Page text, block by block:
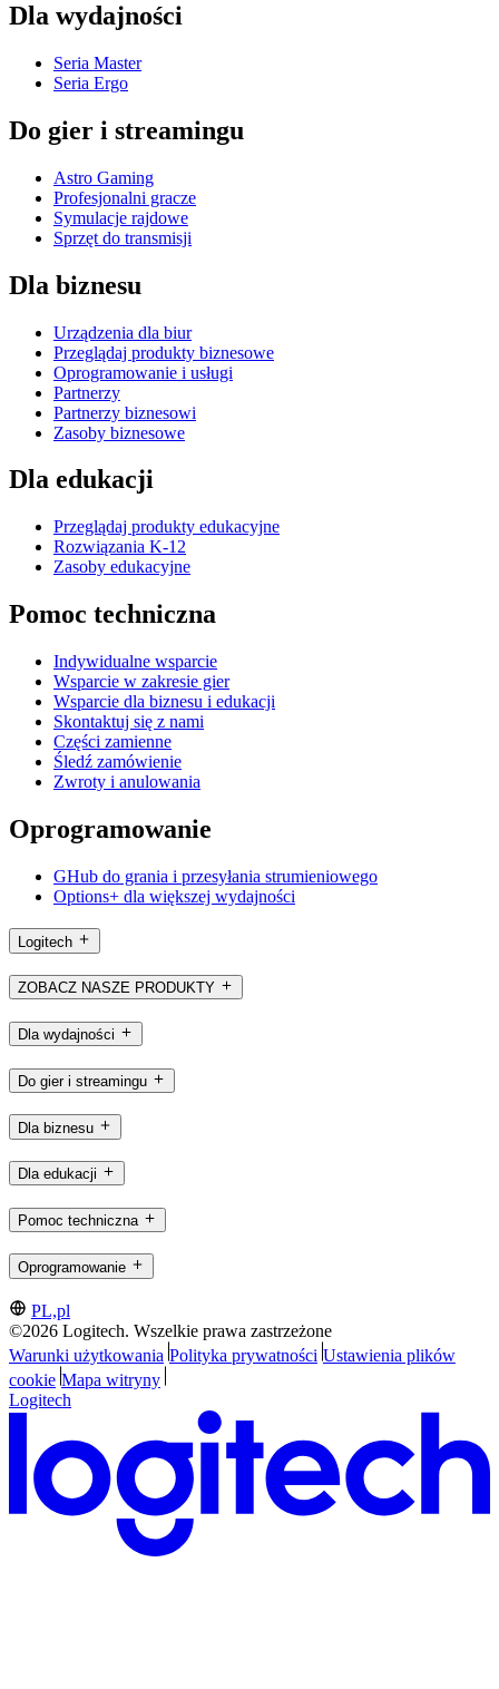
Dla wydajności
Seria Master
Seria Ergo
Do gier i streamingu
Astro Gaming
Profesjonalni gracze
Symulacje rajdowe
Sprzęt do transmisji
Dla biznesu
Urządzenia dla biur
Przeglądaj produkty biznesowe
Oprogramowanie i usługi
Partnerzy
Partnerzy biznesowi
Zasoby biznesowe
Dla edukacji
Przeglądaj produkty edukacyjne
Rozwiązania K-12
Zasoby edukacyjne
Pomoc techniczna
Indywidualne wsparcie
Wsparcie w zakresie gier
Wsparcie dla biznesu i edukacji
Skontaktuj się z nami
Części zamienne
Śledź zamówienie
Zwroty i anulowania
Oprogramowanie
GHub do grania i przesyłania strumieniowego
Options+ dla większej wydajności
Logitech
ZOBACZ NASZE PRODUKTY
Dla wydajności
Do gier i streamingu
Dla biznesu
Dla edukacji
Pomoc techniczna
Oprogramowanie
PL,pl
©2026 Logitech. Wszelkie prawa zastrzeżone
Warunki użytkowania Polityka prywatności Ustawienia plików
cookie Mapa witryny
Logitech